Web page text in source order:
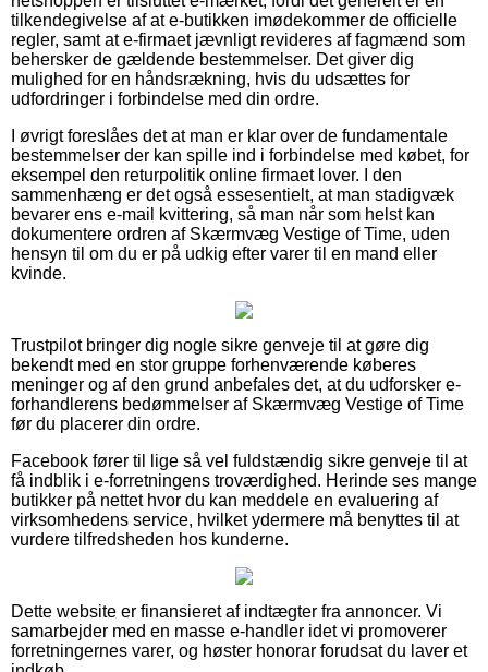
tilkendegivelse af at e-butikken imødekommer de officielle
regler, samt at e-firmaet jævnligt revideres af fagmænd som
behersker de gældende bestemmelser. Det giver dig
mulighed for en håndsrækning, hvis du udsættes for
udfordringer i forbindelse med din ordre.
I øvrigt foreslåes det at man er klar over de fundamentale
bestemmelser der kan spille ind i forbindelse med købet, for
eksempel den returpolitik online firmaet lover. I den
sammenhæng er det også essesentielt, at man stadigvæk
bevarer ens e-mail kvittering, så man når som helst kan
dokumentere ordren af Skærmvæg Vestige of Time, uden
hensyn til om du er på udkig efter varer til en mand eller
kvinde.
Trustpilot bringer dig nogle sikre genveje til at gøre dig
bekendt med en stor gruppe forhenværende køberes
meninger og af den grund anbefales det, at du udforsker e-
forhandlerens bedømmelser af Skærmvæg Vestige of Time
før du placerer din ordre.
Facebook fører til lige så vel fuldstændig sikre genveje til at
få indblik i e-forretningens troværdighed. Herinde ses mange
butikker på nettet hvor du kan meddele en evaluering af
virksomhedens service, hvilket ydermere må benyttes til at
vurdere tilfredsheden hos kunderne.
Dette website er finansieret af indtægter fra annoncer. Vi
samarbejder med en masse e-handler idet vi promoverer
forretningernes varer, og høster honorar forudsat du laver et